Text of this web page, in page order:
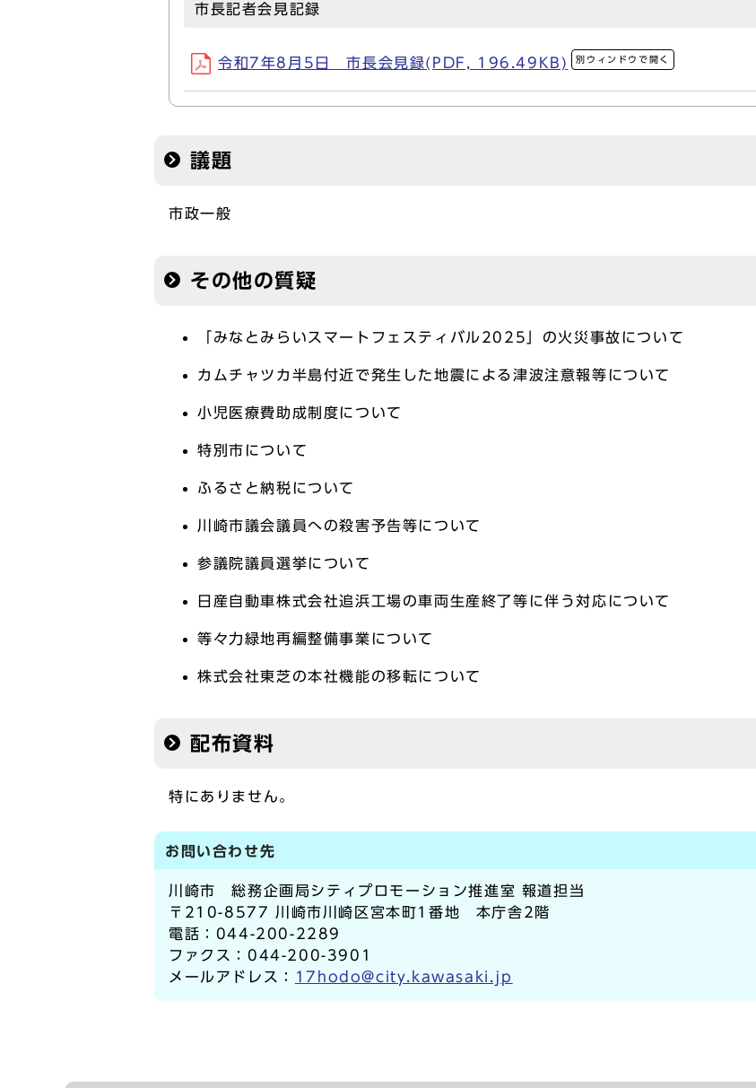
市長記者会見記録
令和7年8月5日 市長会見録(PDF, 196.49KB) 別ウィンドウで開く
議題
市政一般
その他の質疑
「みなとみらいスマートフェスティバル2025」の火災事故について
カムチャツカ半島付近で発生した地震による津波注意報等について
小児医療費助成制度について
特別市について
ふるさと納税について
川崎市議会議員への殺害予告等について
参議院議員選挙について
日産自動車株式会社追浜工場の車両生産終了等に伴う対応について
等々力緑地再編整備事業について
株式会社東芝の本社機能の移転について
配布資料
特にありません。
お問い合わせ先
川崎市 総務企画局シティプロモーション推進室 報道担当
〒210-8577 川崎市川崎区宮本町1番地 本庁舎2階
電話：044-200-2289
ファクス：044-200-3901
メールアドレス：
17hodo@city.kawasaki.jp